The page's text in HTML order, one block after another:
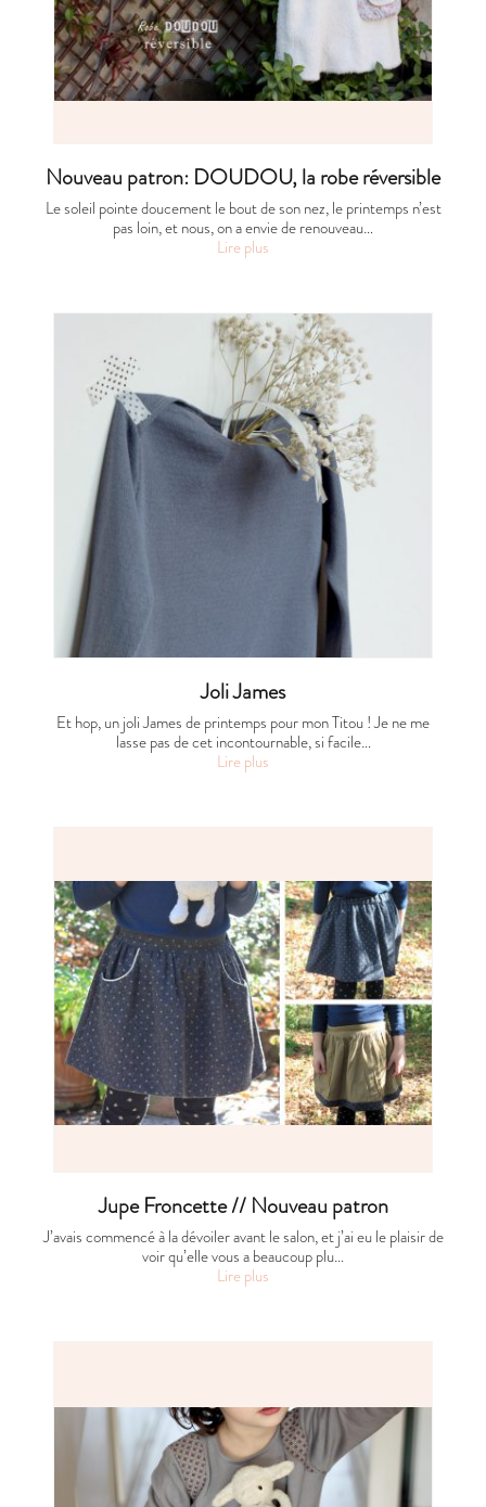
Nouveau patron: DOUDOU, la robe réversible
Le soleil pointe doucement le bout de son nez, le printemps n’est
pas loin, et nous, on a envie de renouveau…
Lire plus
Joli James
Et hop, un joli James de printemps pour mon Titou ! Je ne me
lasse pas de cet incontournable, si facile…
Lire plus
Jupe Froncette // Nouveau patron
J’avais commencé à la dévoiler avant le salon, et j’ai eu le plaisir de
voir qu’elle vous a beaucoup plu…
Lire plus